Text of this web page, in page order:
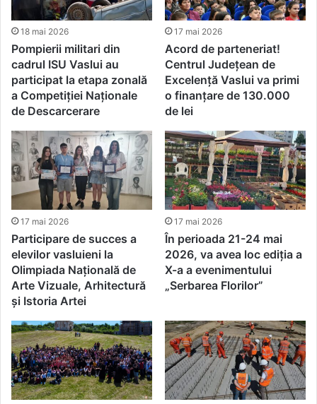
18 mai 2026
Pompierii militari din
cadrul ISU Vaslui au
participat la etapa zonală
a Competiției Naționale
de Descarcerare
17 mai 2026
Acord de parteneriat!
Centrul Județean de
Excelență Vaslui va primi
o finanțare de 130.000
de lei
17 mai 2026
Participare de succes a
elevilor vasluieni la
Olimpiada Națională de
Arte Vizuale, Arhitectură
și Istoria Artei
17 mai 2026
În perioada 21-24 mai
2026, va avea loc ediția a
X-a a evenimentului
„Serbarea Florilor”